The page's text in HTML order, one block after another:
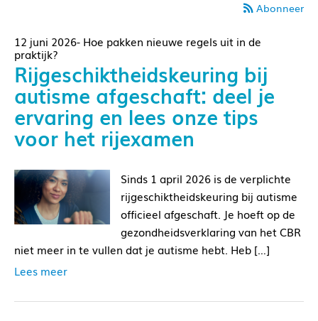
Abonneer
12 juni 2026- Hoe pakken nieuwe regels uit in de
praktijk?
Rijgeschiktheidskeuring bij
autisme afgeschaft: deel je
ervaring en lees onze tips
voor het rijexamen
Sinds 1 april 2026 is de verplichte
rijgeschiktheidskeuring bij autisme
officieel afgeschaft. Je hoeft op de
gezondheidsverklaring van het CBR
niet meer in te vullen dat je autisme hebt. Heb […]
Lees meer